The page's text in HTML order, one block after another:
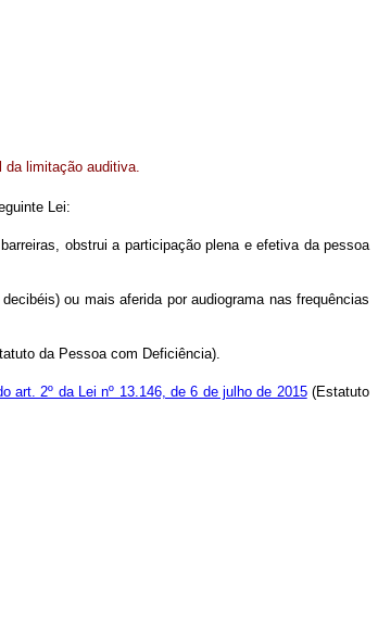
da limitação auditiva.
Lei:
obstrui a participação plena e efetiva da pessoa
ou mais aferida por audiograma nas frequências
da Pessoa com Deficiência).
art. 2º da Lei nº 13.146, de 6 de julho de 2015(Estatuto